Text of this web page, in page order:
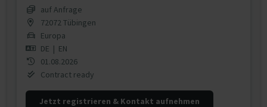
auf Anfrage
72072 Tübingen
Europa
DE | EN
01.08.2026
Contract ready
Jetzt registrieren & Kontakt aufnehmen